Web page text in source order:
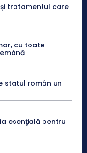
tratamentul care
cu toate
statul român un
esenţială pentru